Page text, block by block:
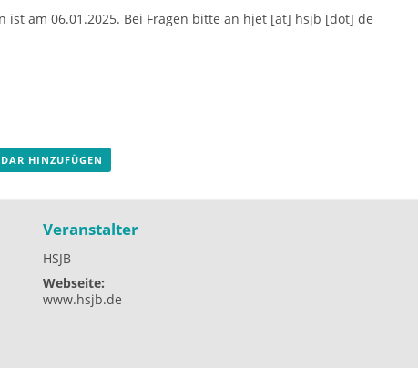
am 06.01.2025. Bei Fragen bitte an hjet [at] hsjb [dot] de
HINZUFÜGEN
Veranstalter
HSJB
Webseite:
www.hsjb.de